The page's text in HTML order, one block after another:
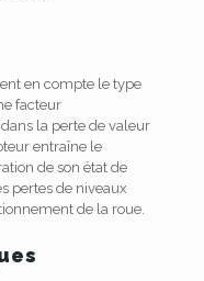
en compte le type
facteur
la perte de valeur
entraîne le
de son état de
pertes de niveaux
de la roue.